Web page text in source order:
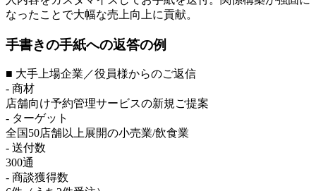
なったことで大幅な売上向上に貢献。
手書きの手紙への返答の例
■ 大手上場企業／役員様からのご返信
- 商材
店舗向け予約管理サービスの新規ご提案
- ターゲット
全国50店舗以上展開の小売業/飲食業
- 送付数
300通
- 商談獲得数